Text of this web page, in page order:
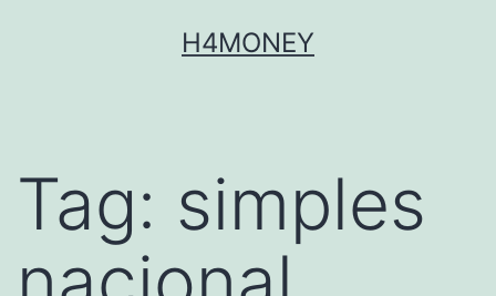
H4MONEY
Tag: simples